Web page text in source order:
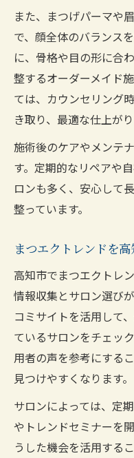
また、まつげパーマや
で、顔全体のバランス
に、骨格や目の形に合
整するオーダーメイド
ては、カウンセリング
き取り、最適な仕上が
施術後のケアやメンテ
す。定期的なリペアや
ロンも多く、安心して
整っています。
まつエクトレンドを
高知市でまつエクトレ
情報収集とサロン選び
コミサイトを活用して
ているサロンをチェッ
用者の声を参考にする
見つけやすくなります。
サロンによっては、定
やトレンドセミナーを
うした機会を活用する